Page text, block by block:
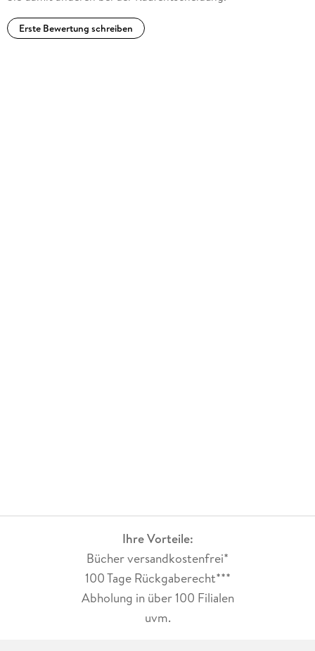
Erste Bewertung schreiben
Ihre Vorteile:
Bücher versandkostenfrei*
100 Tage Rückgaberecht***
Abholung in über 100 Filialen
uvm.